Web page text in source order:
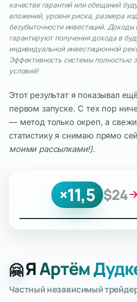
качестве гарантий или обещаний
вложений, уровня риска, размера
безубыточности инвестиций.
гарантируют получения дохода в
индивидуальной инвестиционной
Эффективность системы полностью
условий!
Этот результат я показывал
первом запуске. С тех пор
— метод только окреп, а
статистику я снимаю прямо
моими рассылками!).
×11,5 $24
🤗ЯАртём
Частный независимый